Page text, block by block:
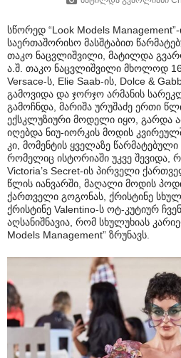
სწორედ “Look Models Management”-
საერთაშორისო მასშტაბით
თაკო ნაცვლიშვილი, მატილდა
ა.შ. თაკო ნაცვლიშვილი მხოლოდ
Versace-ს, Elie Saab-ის, Dolce &
გამოვიდა და ჯორჯო არმანის
გამოჩნდა, მარიშა ურუშაძე ერთი
ექსკლუზიური მოდელი იყო, გარდა
იღებდა ნიუ-იორკის მოდის
კი, მომენტის ყველაზე
რომელიც ისტორიაში უკვე შევიდა,
Victoria’s Secret-ის პირველი
წლის იანვარში, მაღალი მოდის
ქართველი გოგონას, ქრისტინე
ქრისტინე Valentino-ს ოტ-კუტიურ
აღსანიშნავია, რომ სხულუხიას
Models Management” ზრუნავს.